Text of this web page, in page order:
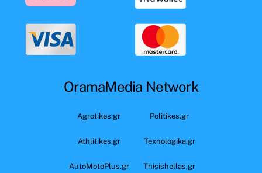
OramaMedia Network
Agrotikes.gr Politikes.gr
Athlitikes.gr Texnologika.gr
AutoMotoPlus.gr Thisishellas.gr